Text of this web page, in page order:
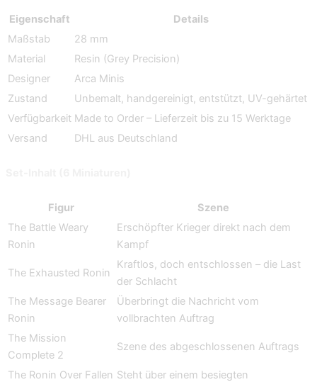
Eigenschaft
Details
Maßstab
28 mm
Material
Resin (Grey Precision)
Designer
Arca Minis
Zustand
Unbemalt, handgereinigt, entstützt, UV-gehärtet
Verfügbarkeit Made to Order – Lieferzeit bis zu 15 Werktage
Versand
DHL aus Deutschland
Figur
Szene
The Battle Weary
Ronin
Erschöpfter Krieger direkt nach dem
Kampf
The Exhausted Ronin
Kraftlos, doch entschlossen – die Last
der Schlacht
The Message Bearer
Ronin
Überbringt die Nachricht vom
vollbrachten Auftrag
The Mission
Complete 2
Szene des abgeschlossenen Auftrags
The Ronin Over Fallen Steht über einem besiegten